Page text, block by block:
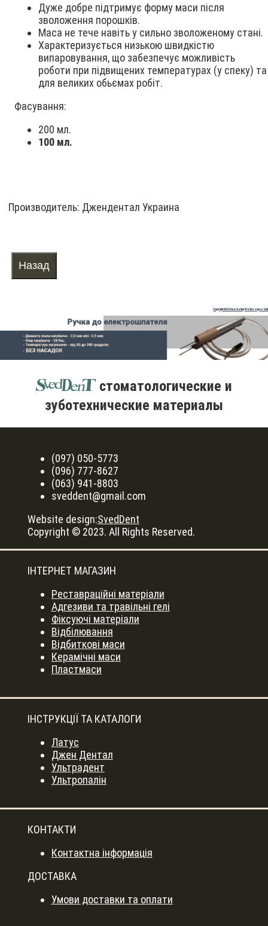
Дуже добре підтримує форму маси після
зволоження порошків.
Маса не тече навіть у сильно зволоженому стані.
Характеризується низькою швидкістю
випаровування, що забезпечує можливість
роботи при підвищених температурах (у спеку) та
для великих обьємах робіт.
Фасування:
200 мл.
100 мл.
Производитель: Джендентал Украина
Copyright MAXXmarketing Webdesigner
стоматологические и
зуботехнические материалы
(097) 050-5773
(096) 777-8627
(063) 941-8803
sveddent@gmail.com
Website design:SvedDent
Copyright © 2023. All Rights Reserved.
ІНТЕРНЕТ МАГАЗИН
Реставраційні матеріали
Адгезиви та травільні гелі
Фіксуючі матеріали
Відбілювання
Відбиткові маси
Керамічні маси
Пластмаси
ІНСТРУКЦІЇ ТА КАТАЛОГИ
Латус
Джен Дентал
Ультрадент
Ультропалін
КОНТАКТИ
Контактна інформація
ДОСТАВКА
Умови доставки та оплати